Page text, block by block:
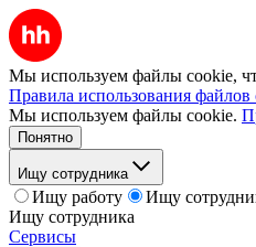
Мы используем файлы cookie,
Правила использования файлов
Мы используем файлы cookie.
Понятно
Ищу сотрудника
Ищу работу
Ищу
Ищу сотрудника
Сервисы